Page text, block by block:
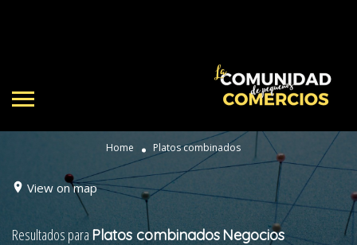
Home Platos combinados
View on map
Resultados para Platos combinadosNegocios